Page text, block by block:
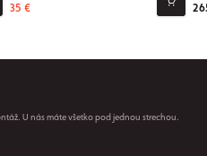
35 €
U nás máte všetko pod jednou strechou.